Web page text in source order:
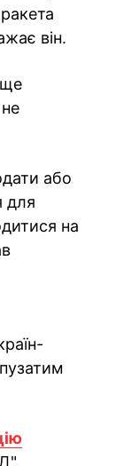
він.
ще
або
для
на